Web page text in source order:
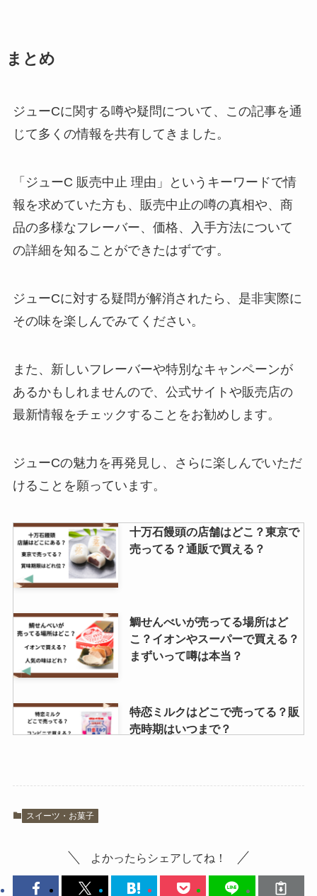
twg紅茶の店舗は日本のどこにあ
ら？
ブルボン プチ販売終了の噂は本
当？歴代の味の種類は？
クラッツ 販売中止は本当？セブン
ええもんちぃはどこで買える？ロ
売ってる？チョコビスケットは期
間限定販売は本当？
値段はいくら？？
まとめ
ジューCに関する噂や疑問について、この記事を通
じて多くの情報を共有してきました。
「ジューC 販売中止 理由」というキーワードで情
報を求めていた方も、販売中止の噂の真相や、商
品の多様なフレーバー、価格、入手方法について
の詳細を知ることができたはずです。
ジューCに対する疑問が解消されたら、是非実際に
その味を楽しんでみてください。
また、新しいフレーバーや特別なキャンペーンが
あるかもしれませんので、公式サイトや販売店の
最新情報をチェックすることをお勧めします。
ジューCの魅力を再発見し、さらに楽しんでいただ
けることを願っています。
十万石饅頭の店舗はどこ？東京で
売ってる？通販で買える？
鯛せんべいが売ってる場所はど
こ？イオンやスーパーで買える？
まずいって噂は本当？
特恋ミルクはどこで売ってる？販
売時期はいつまで？
フエラムネ50周年が売ってる場所
スイーツ・お菓子
よかったらシェアしてね！